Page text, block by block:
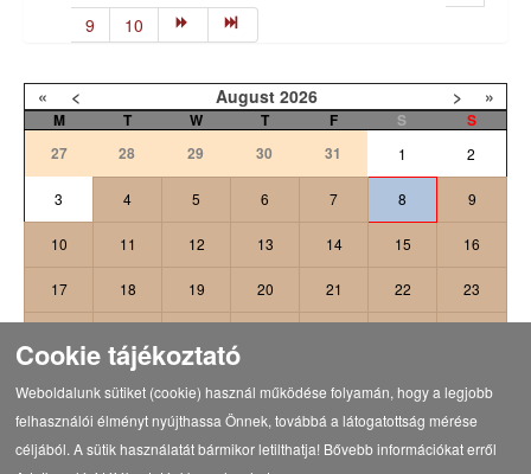
9
10
« < August 2026 > »
M T W T F S
S
27
28 29 30 31 1 2
3 4 5 6 7 8 9
10 11 12 13 14 15 16
17 18 19 20 21 22 23
Cookie tájékoztató
Weboldalunk sütiket (cookie) használ működése folyamán, hogy a legjobb
felhasználói élményt nyújthassa Önnek, továbbá a látogatottság mérése
céljából. A sütik használatát bármikor letilthatja! Bővebb információkat erről